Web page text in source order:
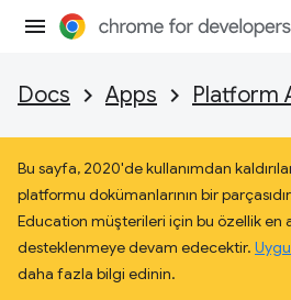
Docs Apps Platform
Bu sayfa, 2020'de kullanımdan
platformu dokümanlarının bir
Education müşterileri için bu özellik en
desteklenmeye devam edecektir.
daha fazla bilgi edinin.